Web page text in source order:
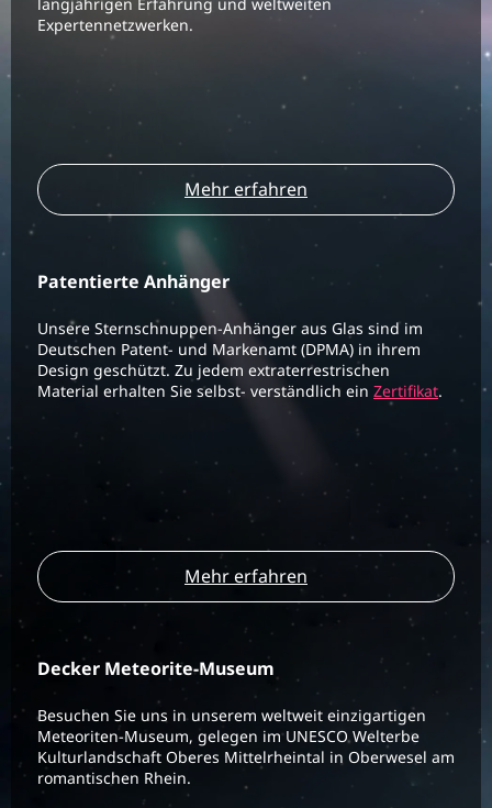
Expertennetzwerken.
Mehr erfahren
Patentierte Anhänger
Unsere Sternschnuppen-Anhänger aus Glas sind im
Deutschen Patent- und Markenamt (DPMA) in ihrem
Design geschützt. Zu jedem extraterrestrischen
Material erhalten Sie selbst- verständlich ein Zertifikat.
Mehr erfahren
Decker Meteorite-Museum
Besuchen Sie uns in unserem weltweit einzigartigen
Meteoriten-Museum, gelegen im UNESCO Welterbe
Kulturlandschaft Oberes Mittelrheintal in Oberwesel am
romantischen Rhein.